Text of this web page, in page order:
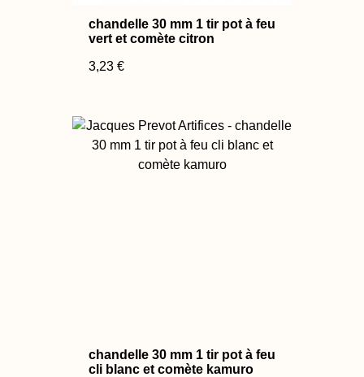
chandelle 30 mm 1 tir pot à feu
vert et comète citron
3,23 €
chandelle 30 mm 1 tir pot à feu
cli blanc et comète kamuro